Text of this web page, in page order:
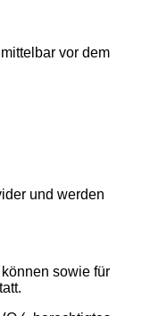
vor dem
und werden
sowie für